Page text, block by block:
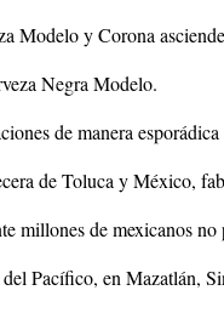
Modelo y Corona
Negra Modelo.
de manera
de Toluca y México,
millones de mexicanos no
Pacífico, en Mazatlán,